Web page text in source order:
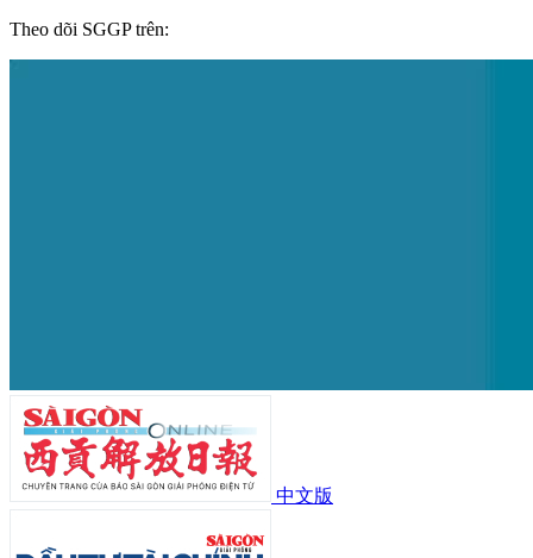
Theo dõi SGGP trên:
中文版